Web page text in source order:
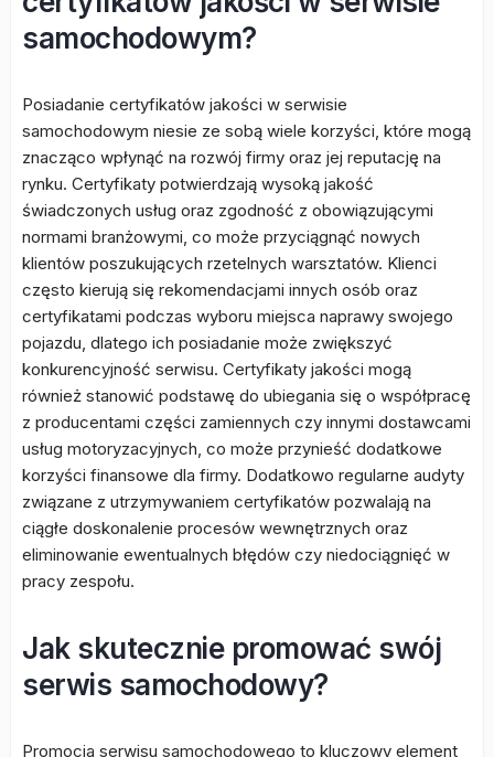
samochodowym?
Posiadanie certyfikatów jakości w serwisie
samochodowym niesie ze sobą wiele korzyści, które mogą
znacząco wpłynąć na rozwój firmy oraz jej reputację na
rynku. Certyfikaty potwierdzają wysoką jakość
świadczonych usług oraz zgodność z obowiązującymi
normami branżowymi, co może przyciągnąć nowych
klientów poszukujących rzetelnych warsztatów. Klienci
często kierują się rekomendacjami innych osób oraz
certyfikatami podczas wyboru miejsca naprawy swojego
pojazdu, dlatego ich posiadanie może zwiększyć
konkurencyjność serwisu. Certyfikaty jakości mogą
również stanowić podstawę do ubiegania się o współpracę
z producentami części zamiennych czy innymi dostawcami
usług motoryzacyjnych, co może przynieść dodatkowe
korzyści finansowe dla firmy. Dodatkowo regularne audyty
związane z utrzymywaniem certyfikatów pozwalają na
ciągłe doskonalenie procesów wewnętrznych oraz
eliminowanie ewentualnych błędów czy niedociągnięć w
pracy zespołu.
Jak skutecznie promować swój
serwis samochodowy?
Promocja serwisu samochodowego to kluczowy element